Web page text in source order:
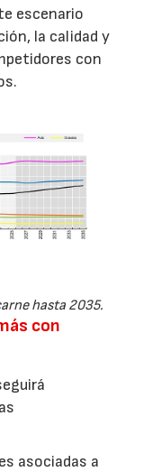
escenario
la calidad y
con
hasta 2035.
con
asociadas a